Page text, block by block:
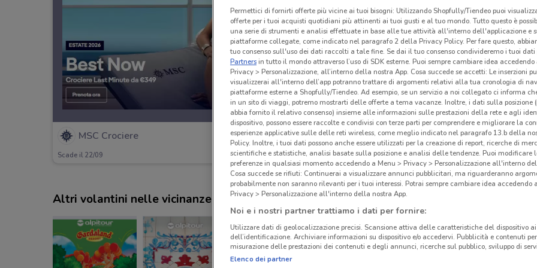
MSC Crociere
Scade il 22/09 4.2 km
Altri volantini nelle vicinanze
Permettici di fornirti offerte più vicine ai tuoi bisogni: Utilizzando Shopfully/Tiendeo puoi
offerte per i tuoi acquisti quotidiani più attinenti ai tuoi gusti e al tuo mondo. Tutto questo è
una serie di strumenti e analisi effettuate in base alle tue attività all'interno dell'applicazione e
piattaforme collegate, come indicato nel paragrafo 2 della Privacy Policy. Per fare questo,
tuo consenso sull'uso dei dati raccolti a tale fine. Se dai il tuo consenso condivideremo i tuoi dati
Partnersin tutto il mondo attraverso l’uso di SDK esterne. Puoi sempre cambiare idea accedendo
Privacy > Personalizzazione, all’interno della nostra App. Cosa succede se accetti: Le inserzioni
visualizzerai all'interno dell’app potranno trattare di argomenti relativi alla tua cronologia di
piattaforme esterne a Shopfully/Tiendeo. Ad esempio, se un servizio a noi collegato ci informa
in un sito di viaggi, potremo mostrarti delle offerte a tema vacanze. Inoltre, i dati sulla posizione
abbia fornito il relativo consenso) insieme alle informazioni sulle prestazioni della rete e agli
dispositivo, possono essere raccolte e condivisi con terze parti per comprendere e migliorare la
esperienze applicative sulle delle reti wireless, come meglio indicato nel paragrafo 13.b della
Policy. Inoltre, i tuoi dati possono anche essere utilizzati per la creazione di report, ricerche di
scientifiche e statistiche, analisi basate sulla posizione e analisi delle tendenze. Puoi modificare
preferenze in qualsiasi momento accedendo a Menu > Privacy > Personalizzazione all'interno
Cosa succede se rifiuti: Continuerai a visualizzare annunci pubblicitari, ma riguarderanno
probabilmente non saranno rilevanti per i tuoi interessi. Potrai sempre cambiare idea accedendo
Privacy > Personalizzazione all'interno della nostra App.
Noi e i nostri partner trattiamo i dati per fornire:
Utilizzare dati di geolocalizzazione precisi. Scansione attiva delle caratteristiche del dispositivo
dell’identificazione. Archiviare informazioni su dispositivo e/o accedervi. Pubblicità e contenuti
misurazione delle prestazioni dei contenuti e degli annunci, ricerche sul pubblico, sviluppo di
Elenco dei partner